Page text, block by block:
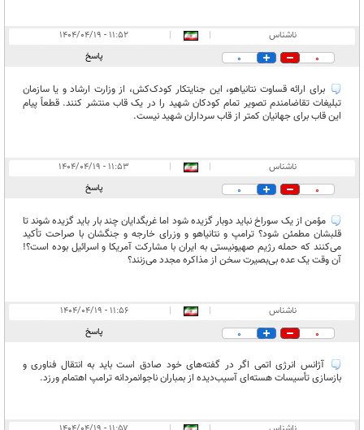
ناشناس |
|
۱۱:۵۲ - ۱۴۰۴/۰۴/۱۹
0
0 پاسخ
برای ارائه قساوت نتانیاهو، این جنایتکار کودک‌کش، از وزارت ارشاد و یا سازمان
تبلیغات تقاضامندم تصویر تمام کودکان شهید را در یک قاب منتشر کنند. قطعاً پیام
این قاب برای جهانیان کمتر از قاب سرداران شهید نیست.
ناشناس |
|
۱۱:۵۳ - ۱۴۰۴/۰۴/۱۹
0
0 پاسخ
مؤمن از یک سوراخ نباید دوبار گزیده ‌شود اما غربگدایان چند بار باید گزیده شوند تا
قلبشان مطمئن شود؟ ترامپ و نتانیاهو و وزرای خارجه و جنگشان با صراحت تأکید
می‌کنند که حمله رژیم صهیونیستی به ایران با مشارکت آمریکا و اسرائيل بوده است؟!
آن وقت یک عده بی‌بصیرت سخن از مذاکره مجدد می‌زنند؟
ناشناس |
|
۱۱:۵۶ - ۱۴۰۴/۰۴/۱۹
0
0 پاسخ
آژانس انرژی اتمی اگر در گفته‌های خود صادق است باید به انتقال فناوری و
بازسازی تأسیسات هسته‌ای آسیب‌دیده از بمباران ناجوانمردانه ترامپ اهتمام ورزد.